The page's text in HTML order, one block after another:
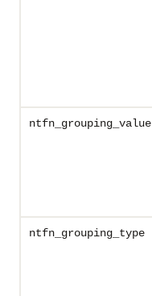
ntfn_grouping_value
ntfn_grouping_type